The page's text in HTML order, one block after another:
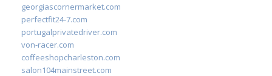
georgiascornermarket.com
perfectfit24-7.com
portugalprivatedriver.com
von-racer.com
coffeeshopcharleston.com
salon104mainstreet.com